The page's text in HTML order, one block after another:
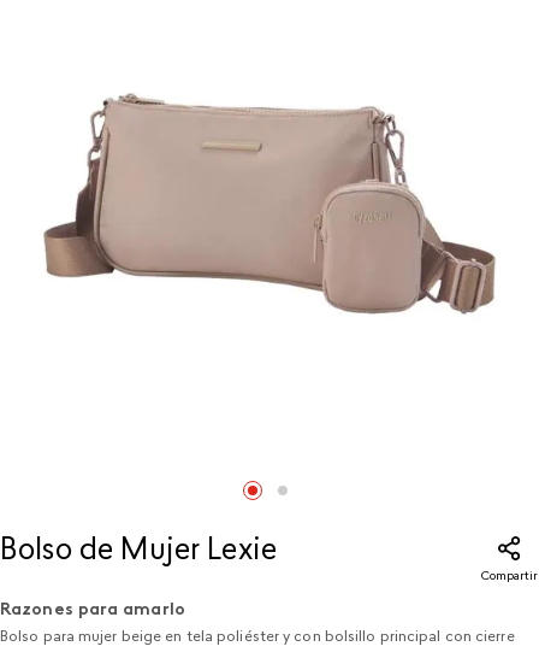
Bolso de Mujer Lexie
Compartir
Razones para amarlo
Bolso para mujer beige en tela poliéster y con bolsillo principal con cierre